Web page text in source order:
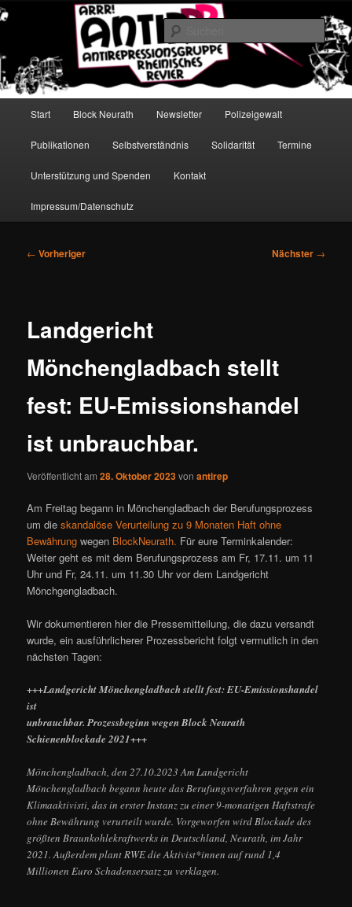
Zum
primären
springenAntiRRR
Antirepressionsgruppe Rheinisches Revier
Start Block Neurath Newsletter Polizeigewalt
Publikationen Selbstverständnis Solidarität Termine
Unterstützung und Spenden Kontakt
Impressum/Datenschutz
Beitragsnavigation
← Vorheriger Nächster →
Landgericht
Mönchengladbach stellt
fest: EU-Emissionshandel
ist unbrauchbar.
Veröffentlicht am28. Oktober 2023vonantirep
Am Freitag begann in Mönchengladbach der Berufungsprozess
um dieskandalöse Verurteilung zu 9 Monaten Haft ohne
Bewährung wegen BlockNeurath. Für eure Terminkalender:
Weiter geht es mit dem Berufungsprozess am Fr, 17.11. um 11
Uhr und Fr, 24.11. um 11.30 Uhr vor dem Landgericht
Mönchgengladbach.
Wir dokumentieren hier die Pressemitteilung, die dazu versandt
wurde, ein ausführlicherer Prozessbericht folgt vermutlich in den
nächsten Tagen:
+++Landgericht Mönchengladbach stellt fest: EU-Emissionshandel
ist
unbrauchbar. Prozessbeginn wegen Block Neurath
Schienenblockade 2021+++
Mönchengladbach, den 27.10.2023 Am Landgericht
Mönchengladbach begann heute das Berufungsverfahren gegen ein
Klimaaktivisti, das in erster Instanz zu einer 9-monatigen Haftstrafe
ohne Bewährung verurteilt wurde. Vorgeworfen wird Blockade des
größten Braunkohlekraftwerks in Deutschland, Neurath, im Jahr
2021. Außerdem plant RWE die Aktivist*innen auf rund 1,4
Millionen Euro Schadensersatz zu verklagen.